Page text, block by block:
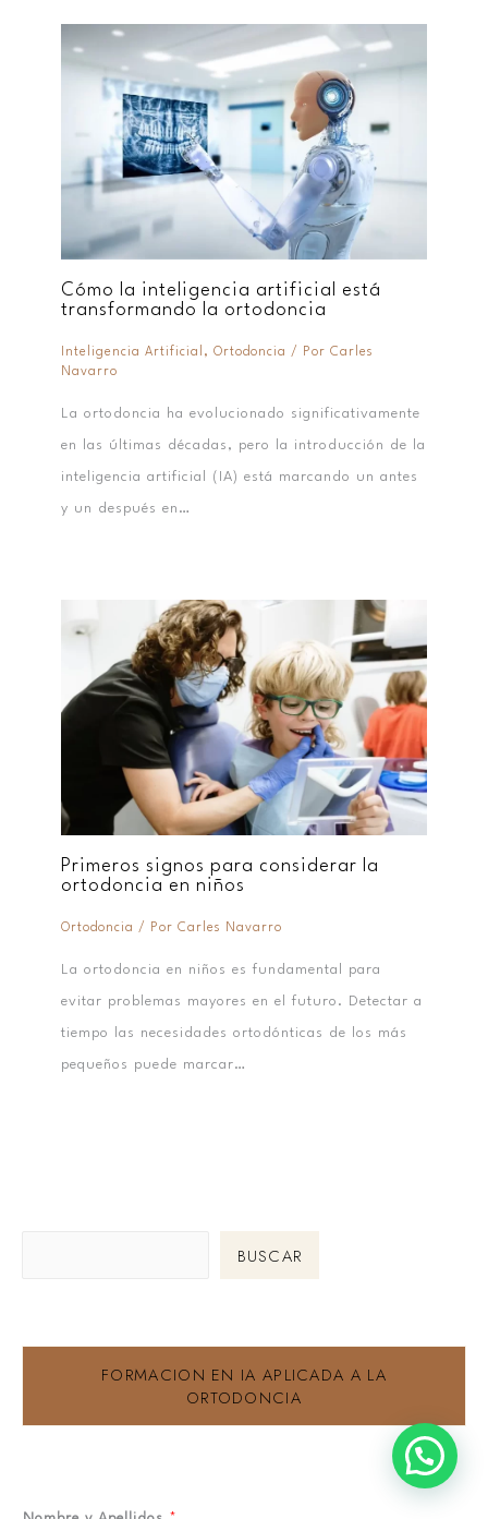
Cómo la inteligencia artificial está
transformando la ortodoncia
Inteligencia Artificial ,Ortodoncia / PorCarles
Navarro
La ortodoncia ha evolucionado significativamente
en las últimas décadas, pero la introducción de la
inteligencia artificial (IA) está marcando un antes
y un después en…
Primeros signos para considerar la
ortodoncia en niños
Ortodoncia / PorCarles Navarro
La ortodoncia en niños es fundamental para
evitar problemas mayores en el futuro. Detectar a
tiempo las necesidades ortodónticas de los más
pequeños puede marcar…
BUSCAR
FORMACION EN IA APLICADA A LA
ORTODONCIA